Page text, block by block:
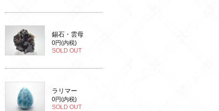
錫石・雲母
0円(内税)
SOLD OUT
ラリマー
0円(内税)
SOLD OUT